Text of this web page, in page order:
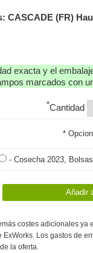
CASCADE (FR)
exacta y el
marcados con
*Cantidad
*
- Cosecha 2023,
costes adicionales
Los gastos de
la oferta.